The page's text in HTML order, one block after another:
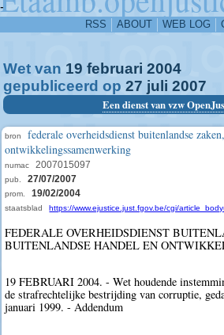
-
RSS ABOUT WEB LOG
Wet van 19 februari 2004
gepubliceerd op 27 juli 2007
Een dienst van vzw
bron
federale overheidsdienst buitenlandse
ontwikkelingssamenwerking
numac 2007015097
pub. 27/07/2007
prom. 19/02/2004
staatsblad https://www.ejustice.just.fgov.be/cgi/
FEDERALE OVERHEIDSDIENST
BUITENLANDSE HANDEL EN
19 FEBRUARI 2004. - Wet houdende
de strafrechtelijke bestrijding van corruptie,
januari 1999. - Addendum